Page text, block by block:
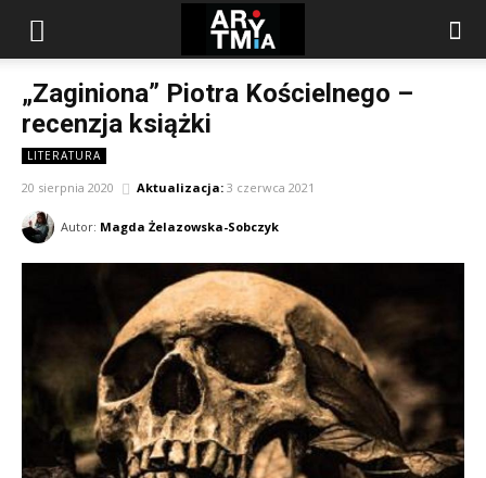
arytmia.eu
„Zaginiona” Piotra Kościelnego –
recenzja książki
LITERATURA
20 sierpnia 2020 Aktualizacja: 3 czerwca 2021
Autor: Magda Żelazowska-Sobczyk